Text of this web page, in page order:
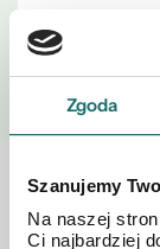
Zgoda
Szanujemy
Na naszej
Ci najbardziej
Zobacz